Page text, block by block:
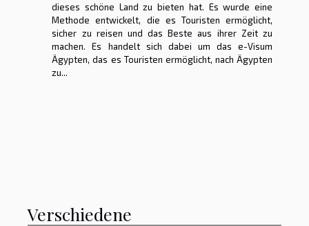
dieses schöne Land zu bieten hat. Es wurde eine
Methode entwickelt, die es Touristen ermöglicht,
sicher zu reisen und das Beste aus ihrer Zeit zu
machen. Es handelt sich dabei um das e-Visum
Ägypten, das es Touristen ermöglicht, nach Ägypten
zu...
Verschiedene